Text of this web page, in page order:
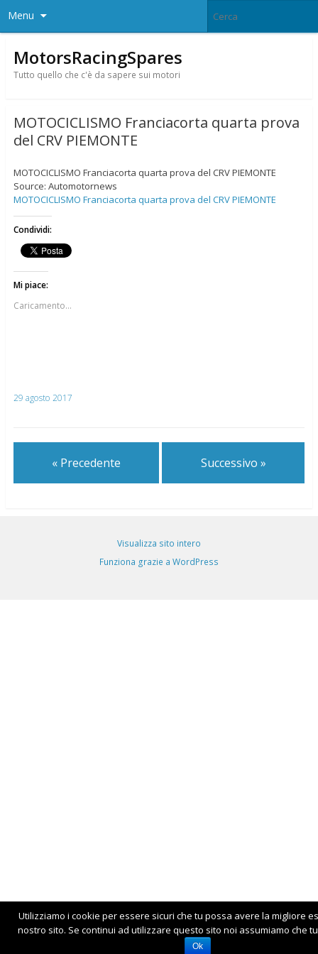
Menu
MotorsRacingSpares
Tutto quello che c'è da sapere sui motori
MOTOCICLISMO Franciacorta quarta prova
del CRV PIEMONTE
MOTOCICLISMO Franciacorta quarta prova del CRV PIEMONTE
Source: Automotornews
MOTOCICLISMO Franciacorta quarta prova del CRV PIEMONTE
Condividi:
Mi piace:
Caricamento...
29 agosto 2017
« Precedente Successivo »
Visualizza sito intero
Funziona grazie a WordPress
Utilizziamo i cookie per essere sicuri che tu possa avere la migliore
nostro sito. Se continui ad utilizzare questo sito noi assumiamo che
Ok